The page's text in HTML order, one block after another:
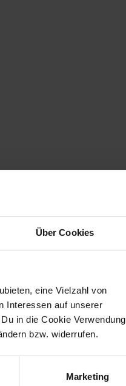
Über Cookies
eine Vielzahl von
Interessen auf unserer
in die Cookie Verwendung
bzw. widerrufen.
Marketing